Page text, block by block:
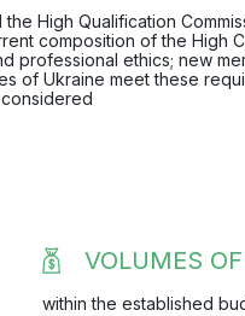
High Qualification
composition of the High
professional ethics; new
of Ukraine meet these
VOLUMES
within the established